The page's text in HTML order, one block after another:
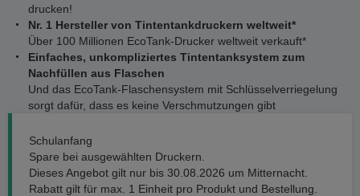
drucken!
Nr. 1 Hersteller von Tintentankdruckern weltweit*
Über 100 Millionen EcoTank-Drucker weltweit verkauft*
Einfaches, unkompliziertes Tintentanksystem zum
Nachfüllen aus Flaschen
Und das EcoTank-Flaschensystem mit Schlüsselverriegelung
sorgt dafür, dass es keine Verschmutzungen gibt
Schulanfang
Spare bei ausgewählten Druckern.
Dieses Angebot gilt nur bis 30.08.2026 um Mitternacht.
Rabatt gilt für max. 1 Einheit pro Produkt und Bestellung.